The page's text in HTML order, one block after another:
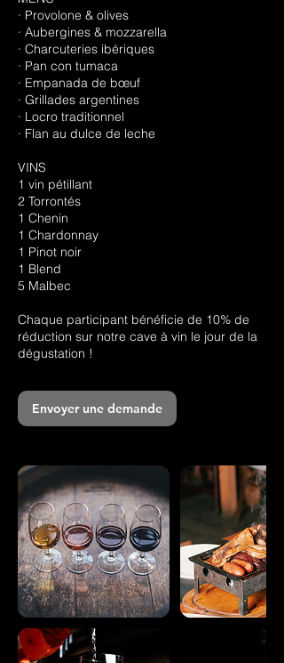
· Provolone & olives
· Aubergines & mozzarella
· Charcuteries ibériques
· Pan con tumaca
· Empanada de bœuf
· Grillades argentines
· Locro traditionnel
· Flan au dulce de leche
VINS
1 vin pétillant
2 Torrontés
1 Chenin
1 Chardonnay
1 Pinot noir
1 Blend
5 Malbec
Chaque participant bénéficie de 10% de
réduction sur notre cave à vin le jour de la
Envoyer une demande